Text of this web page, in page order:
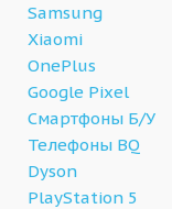
Samsung
Xiaomi
OnePlus
Google Pixel
Смартфоны Б/У
Телефоны BQ
Dyson
PlayStation 5